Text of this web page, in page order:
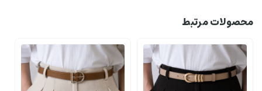
محصولات مرتبط